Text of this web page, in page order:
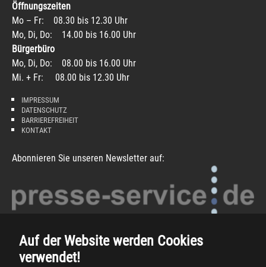
Auf der Website werden Cookies
verwendet!
Öffnungszeiten
Mo – Fr: 08.30 bis 12.30 Uhr
Mo, Di, Do: 14.00 bis 16.00 Uhr
Bürgerbüro
Mo, Di, Do: 08.00 bis 16.00 Uhr
Mi. + Fr: 08.00 bis 12.30 Uhr
IMPRESSUM
DATENSCHUTZ
BARRIEREFREIHEIT
KONTAKT
Abonnieren Sie unseren Newsletter auf: